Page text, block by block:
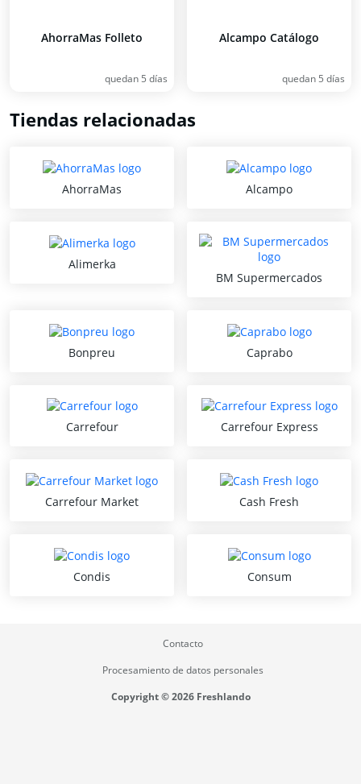
AhorraMas Folleto
quedan 5 días
Alcampo Catálogo
quedan 5 días
Tiendas relacionadas
AhorraMas Alcampo
Alimerka
BM Supermercados
Bonpreu Caprabo
Carrefour Carrefour Express
Carrefour Market Cash Fresh
Condis Consum
Contacto
Procesamiento de datos personales
Copyright © 2026 Freshlando